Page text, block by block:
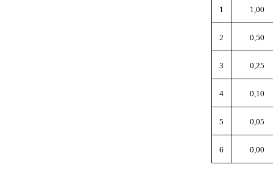
1 1,00
2 0,50
3 0,25
4 0,10
5 0,05
6 0,00